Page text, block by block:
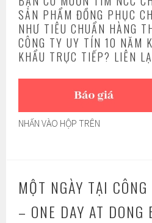
SẢN PHẨM ĐỒNG PHỤC
NHƯ TIÊU CHUẨN HÀNG
CÔNG TY UY TÍN 10 NĂM
KHẨU TRỰC TIẾP? LIÊN
NHẤN VÀO HỘP TRÊN
MỘT NGÀY TẠI
– ONE DAY AT DONG